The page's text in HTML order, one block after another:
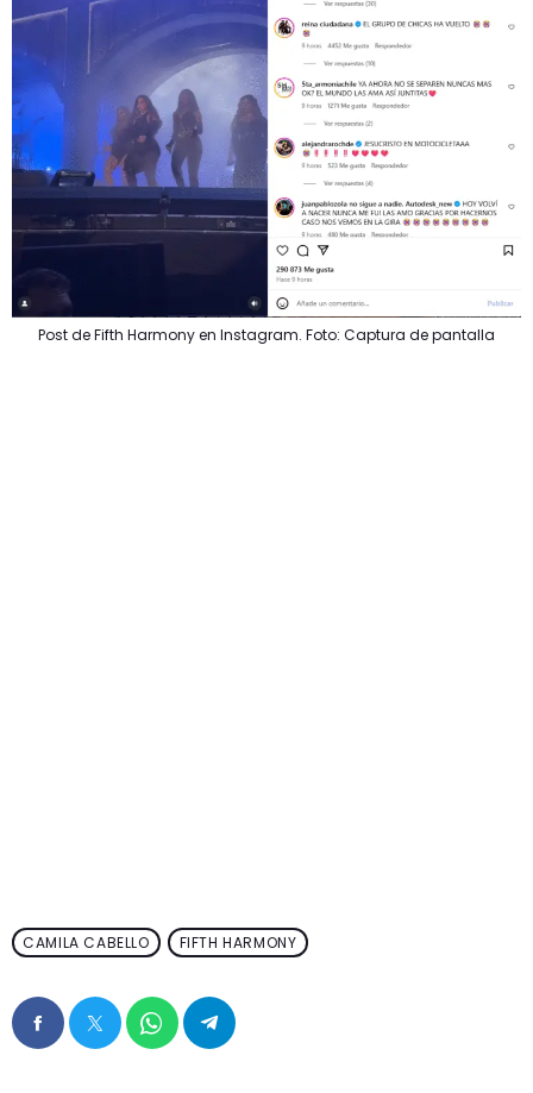
Post de Fifth Harmony en Instagram. Foto: Captura de pantalla
CAMILA CABELLO FIFTH HARMONY